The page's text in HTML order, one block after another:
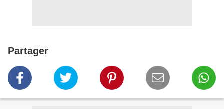
Partager